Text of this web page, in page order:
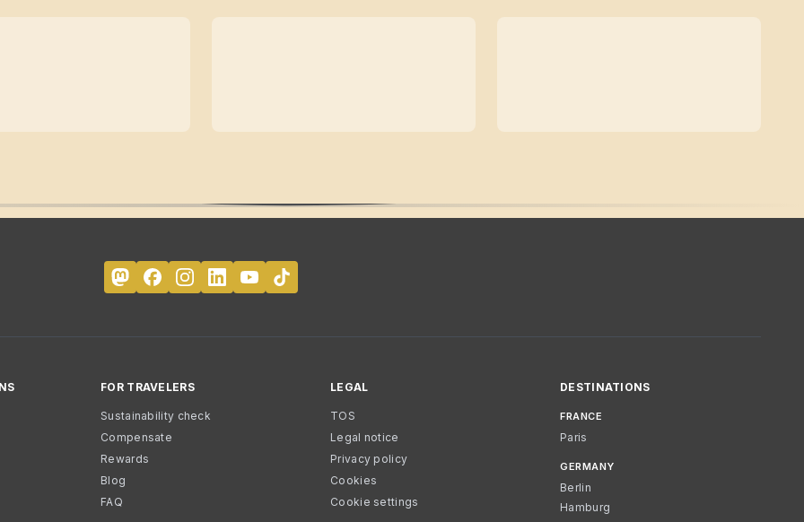
FOR TRAVELERS
Sustainability check
Compensate
Rewards
Blog
FAQ
LEGAL
TOS
Legal notice
Privacy policy
Cookies
Cookie settings
DESTINATIONS
FRANCE
Paris
GERMANY
Berlin
Hamburg